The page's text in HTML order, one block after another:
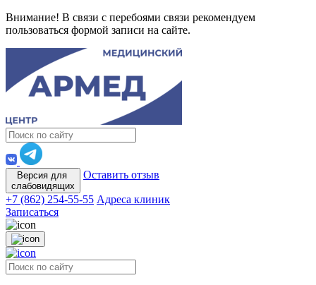
Внимание! В связи с перебоями связи рекомендуем
пользоваться формой записи на сайте.
Версия для
слабовидящих
Оставить отзыв
+7 (862) 254-55-55 Адреса клиник
Записаться